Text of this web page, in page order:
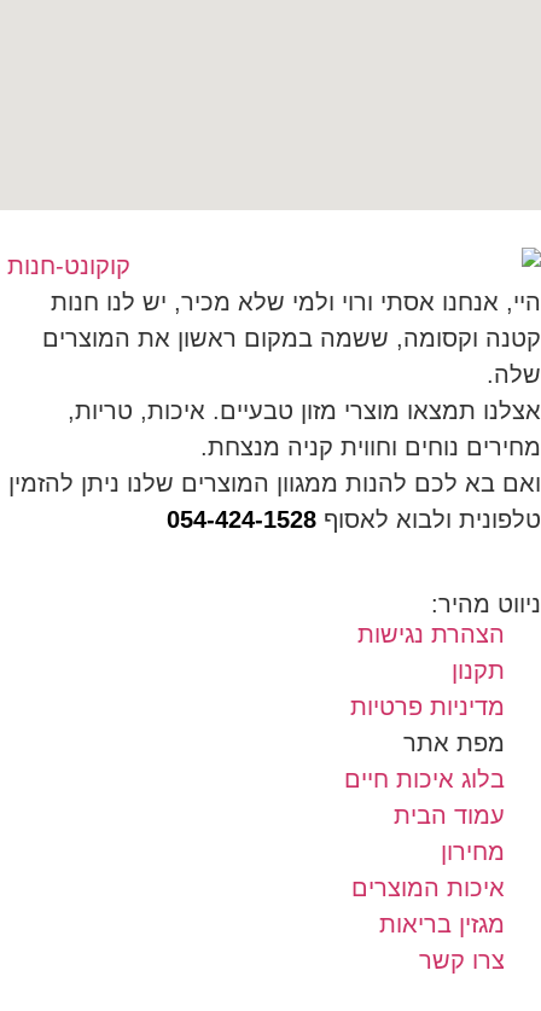
היי, אנחנו אסתי ורוי ולמי שלא מכיר, יש לנו חנות
קטנה וקסומה, ששמה במקום ראשון את המוצרים
שלה.
אצלנו תמצאו מוצרי מזון טבעיים. איכות, טריות,
מחירים נוחים וחווית קניה מנצחת.
ואם בא לכם להנות ממגוון המוצרים שלנו ניתן להזמין
טלפונית ולבוא לאסוף 054-424-1528
ניווט מהיר:
הצהרת נגישות
תקנון
מדיניות פרטיות
מפת אתר
בלוג איכות חיים
עמוד הבית
מחירון
איכות המוצרים
מגזין בריאות
צרו קשר